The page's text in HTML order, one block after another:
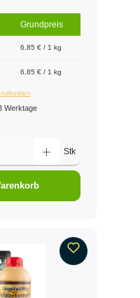
Grundpreis
6,85 € / 1 kg
6,85 € / 1 kg
Werktage
Stk